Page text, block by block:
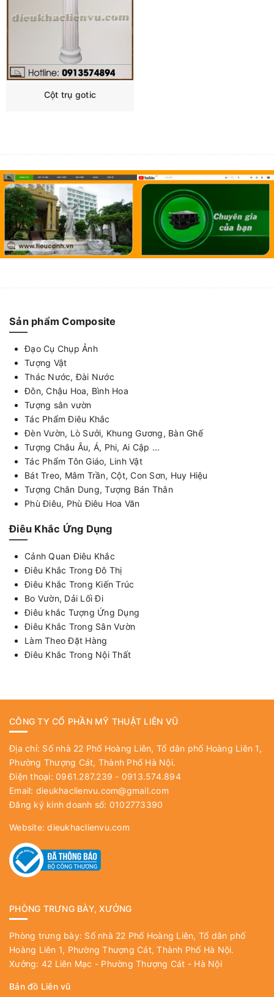
Cột trụ gotic
Sản phẩm Composite
Đạo Cụ Chụp Ảnh
Tượng Vật
Thác Nước, Đài Nước
Đôn, Chậu Hoa, Bình Hoa
Tượng sân vườn
Tác Phẩm Điêu Khắc
Đèn Vườn, Lò Sưởi, Khung Gương, Bàn Ghế
Tượng Châu Âu, Á, Phi, Ai Cập ...
Tác Phẩm Tôn Giáo, Linh Vật
Bát Treo, Mâm Trần, Cột, Con Sơn, Huy Hiệu
Tượng Chân Dung, Tượng Bán Thân
Phù Điêu, Phù Điêu Hoa Văn
Điêu Khắc Ứng Dụng
Cảnh Quan Điêu Khắc
Điêu Khắc Trong Đô Thị
Điêu Khắc Trong Kiến Trúc
Bo Vườn, Dải Lối Đi
Điêu khắc Tượng Ứng Dụng
Điêu Khắc Trong Sân Vườn
Làm Theo Đặt Hàng
Điêu Khắc Trong Nội Thất
CÔNG TY CỔ PHẦN MỸ THUẬT LIÊN VŨ
Địa chỉ: Số nhà 22 Phố Hoàng Liên, Tổ dân phố Hoàng Liên 1,
Phường Thượng Cát, Thành Phố Hà Nội.
Điện thoại: 0961.287.239 - 0913.574.894
Email: dieukhaclienvu.com@gmail.com
Đăng ký kinh doanh số: 0102773390
Website:dieukhaclienvu.com
PHÒNG TRƯNG BÀY, XƯỞNG
Phòng trưng bày: Số nhà 22 Phố Hoàng Liên, Tổ dân phố
Hoàng Liên 1, Phường Thượng Cát, Thành Phố Hà Nội.
Xưởng: 42 Liên Mạc - Phường Thượng Cát - Hà Nội
Bản đồ Liên vũ